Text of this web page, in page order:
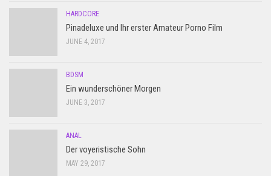
HARDCORE
Pinadeluxe und Ihr erster Amateur Porno Film
JUNE 4, 2017
BDSM
Ein wunderschöner Morgen
JUNE 3, 2017
ANAL
Der voyeristische Sohn
MAY 29, 2017